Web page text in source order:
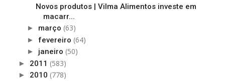
Novos produtos | Vilma Alimentos investe em
macarr...
► março (63)
► fevereiro (64)
► janeiro (50)
► 2011 (583)
► 2010 (778)